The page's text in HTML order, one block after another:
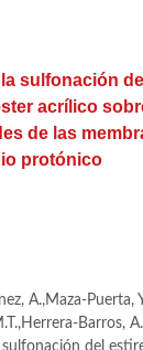
sulfonación del
acrílico
de las
protónico
A.,Maza-Puerta,
Barros,
sulfonación del